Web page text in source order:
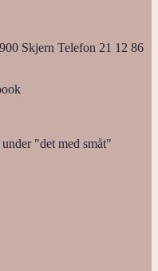
Skjern Telefon 21 12 86
"det med småt"